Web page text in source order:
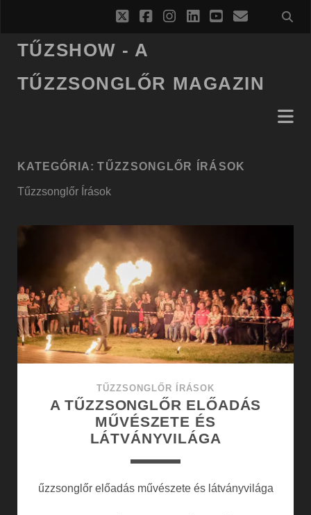
twitterfacebook
instagram
linkedin
youtube
email
TŰZSHOW - A
TŰZZSONGLŐR MAGAZIN
KATEGÓRIA:TŰZZSONGLŐR ÍRÁSOK
Tűzzsonglőr Írások
TŰZZSONGLŐR ÍRÁSOK
A TŰZZSONGLŐR ELŐADÁS
MŰVÉSZETE ÉS
LÁTVÁNYVILÁGA
űzzsonglőr előadás művészete és látványvilága